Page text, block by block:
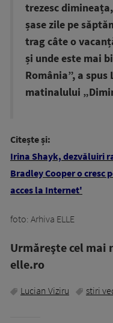
trezesc
șase zile pe
trag câte o
și unde este mai
România”, a
matinalului
Citește și:
Irina Shayk, dezvăluiri
Bradley Cooper o cresc
acces la Internet'
foto: Arhiva ELLE
Urmăreşte cel mai
elle.ro
Lucian Viziru stiri